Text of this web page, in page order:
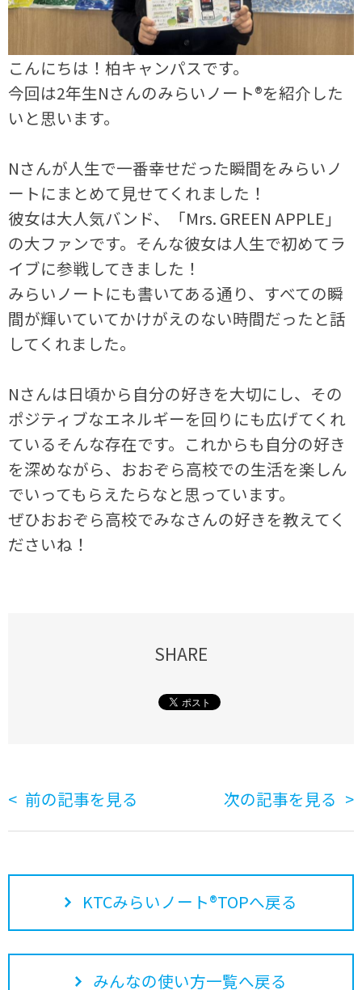
こんにちは！柏キャンパスです。
今回は2年生Nさんのみらいノート®を紹介した
いと思います。
Nさんが人生で一番幸せだった瞬間をみらいノ
ートにまとめて見せてくれました！
彼女は大人気バンド、「Mrs. GREEN APPLE」
の大ファンです。そんな彼女は人生で初めてラ
イブに参戦してきました！
みらいノートにも書いてある通り、すべての瞬
間が輝いていてかけがえのない時間だったと話
してくれました。
Nさんは日頃から自分の好きを大切にし、その
ポジティブなエネルギーを回りにも広げてくれ
ているそんな存在です。これからも自分の好き
を深めながら、おおぞら高校での生活を楽しん
でいってもらえたらなと思っています。
ぜひおおぞら高校でみなさんの好きを教えてく
ださいね！
SHARE
前の記事を見る 次の記事を見る
KTCみらいノート®TOPへ戻る
みんなの使い方一覧へ戻る